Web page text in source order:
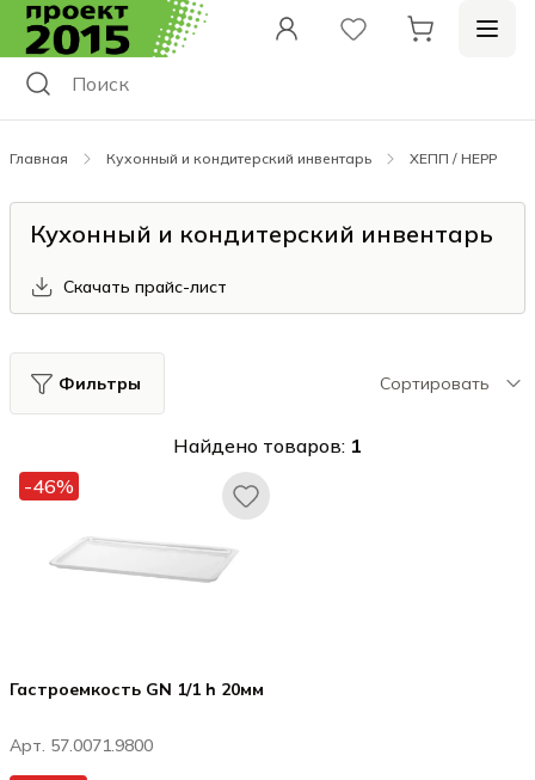
Главная Кухонный и кондитерский инвентарь ХЕПП / HEPP
Кухонный и кондитерский инвентарь
Скачать прайс-лист
Фильтры Сортировать
Найдено товаров: 1
-46%
Гастроемкость GN 1/1 h 20мм
Арт. 57.0071.9800